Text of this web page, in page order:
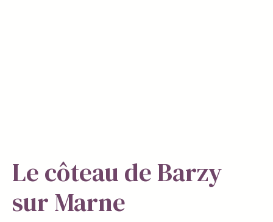
Le côteau de Barzy
sur Marne